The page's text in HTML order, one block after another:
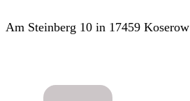
Am Steinberg 10 in 17459 Koserow